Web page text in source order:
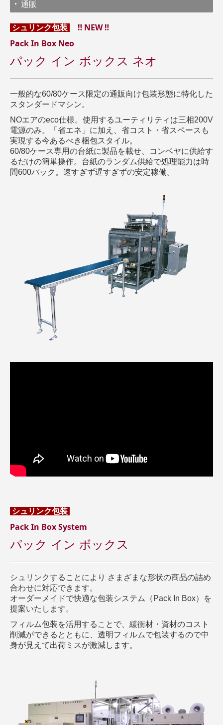
通販
シュリンク包装
‼ NEW ‼
Pack In Box Neo
パック イン ボックス ネオ
一般的な60/80ケース限定の通販向け包装形態に特化した
スタンダードマシン。
NOエアのeco仕様。使用するユーティリティは三相200V
電源のみ。「省エネ」に加え、省コスト・省スペースも
実現する今あるべき梱包スタイル。
60/80ケース専用の台紙に製品を載せ、コンベヤに供給す
るだけの簡単操作。台紙のランダム供給で処理能力は時
間600パック。速すぎず遅すぎずの安定稼働。
シュリンク包装
Pack In Box System
パック イン ボックス
シュリンクすることにより さまざまな形状の商品の詰め
合わせに対応できます。
オーダーメイドで快適な包装システム（Pack In Box）を
提案いたします。
フィルム包装を活用することで、緩衝材・資材のコスト
削減ができるとともに、透明フィルムで包装するので中
身が見えて出荷ミスが激減します。